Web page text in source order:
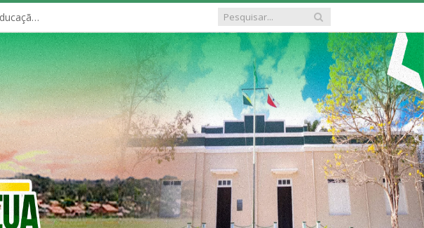
Políticas Municipais aprovadas pelo Conselho Municipal de Educação (CME)